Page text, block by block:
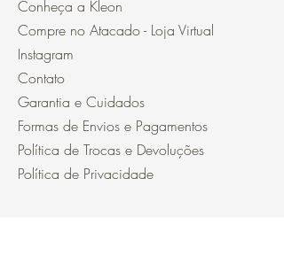
Conheça a Kleon
Compre no Atacado - Loja Virtual
Instagram
Contato
Garantia e Cuidados
Formas de Envios e Pagamentos
Política de Trocas e Devoluções
Política de Privacidade